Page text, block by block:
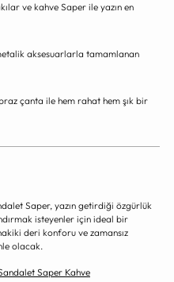
ve kahve Saper ile yazın en
aksesuarlarla tamamlanan
çanta ile hem rahat hem şık bir
Saper, yazın getirdiği özgürlük
isteyenler için ideal bir
deri konforu ve zamansız
olacak.
Saper Kahve